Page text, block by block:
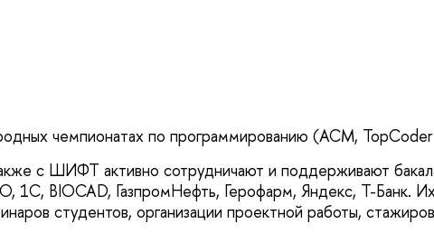
чемпионатах по программированию (ACM,
с ШИФТ активно сотрудничают и поддерживают
1С, BIOCAD, ГазпромНефть, Герофарм, Яндекс, Т-Банк.
студентов, организации проектной работы,